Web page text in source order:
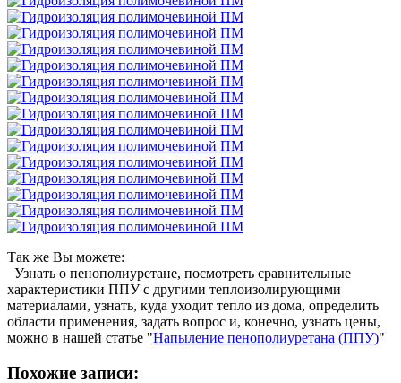
Так же Вы можете:
Узнать о пенополиуретане, посмотреть сравнительные
характеристики ППУ с другими теплоизолирующими
материалами, узнать, куда уходит тепло из дома, определить
области применения, задать вопрос и, конечно, узнать цены,
можно в нашей статье "Напыление пенополиуретана (ППУ)"
Похожие записи: